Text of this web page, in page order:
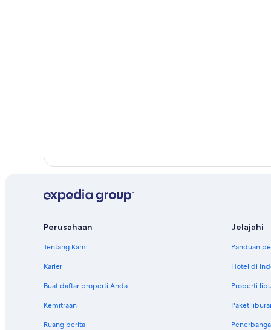
Perusahaan
Tentang Kami
Karier
Buat daftar properti Anda
Kemitraan
Ruang berita
Jelajahi
Panduan
Hotel di
Properti
Paket